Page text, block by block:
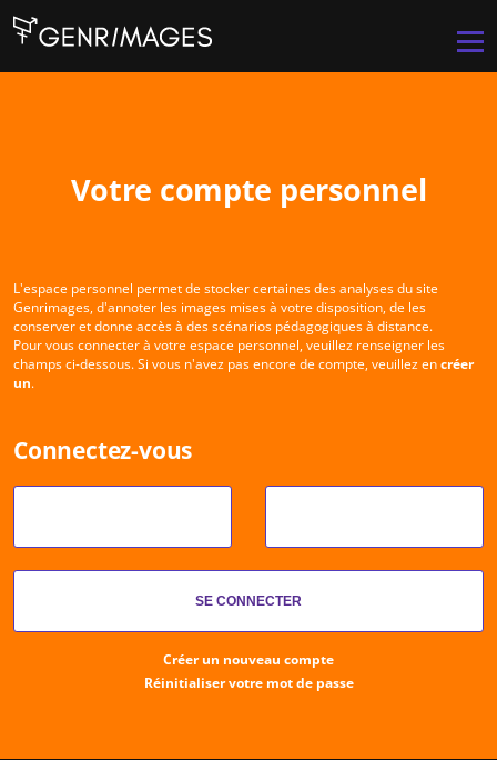
Votre compte personnel
L'espace personnel permet de stocker certaines des analyses du site
Genrimages, d'annoter les images mises à votre disposition, de les
conserver et donne accès à des scénarios pédagogiques à distance.
Pour vous connecter à votre espace personnel, veuillez renseigner les
champs ci-dessous. Si vous n'avez pas encore de compte, veuillez encréer
un.
Connectez-vous
Créer un nouveau compte
Réinitialiser votre mot de passe